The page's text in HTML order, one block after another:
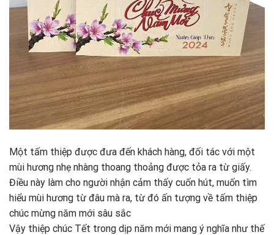
Một tấm thiệp được đưa đến khách hàng, đối tác với một
mùi hương nhẹ nhàng thoang thoảng được tỏa ra từ giấy.
Điều này làm cho người nhận cảm thấy cuốn hút, muốn tìm
hiểu mùi hương từ đâu mà ra, từ đó ấn tượng về tấm thiệp
chúc mừng năm mới sâu sắc
Vậy thiệp chúc Tết trong dịp năm mới mang ý nghĩa như thế